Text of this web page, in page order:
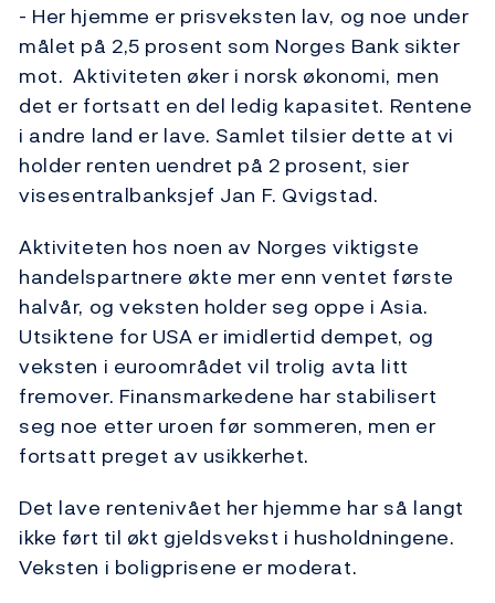
- Her hjemme er prisveksten lav, og noe under
målet på 2,5 prosent som Norges Bank sikter
mot. Aktiviteten øker i norsk økonomi, men
det er fortsatt en del ledig kapasitet. Rentene
i andre land er lave. Samlet tilsier dette at vi
holder renten uendret på 2 prosent, sier
visesentralbanksjef Jan F. Qvigstad.
Aktiviteten hos noen av Norges viktigste
handelspartnere økte mer enn ventet første
halvår, og veksten holder seg oppe i Asia.
Utsiktene for USA er imidlertid dempet, og
veksten i euroområdet vil trolig avta litt
fremover. Finansmarkedene har stabilisert
seg noe etter uroen før sommeren, men er
fortsatt preget av usikkerhet.
Det lave rentenivået her hjemme har så langt
ikke ført til økt gjeldsvekst i husholdningene.
Veksten i boligprisene er moderat.